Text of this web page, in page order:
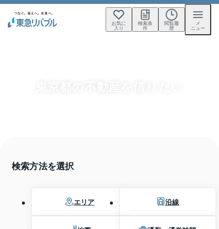
お気に
入り
検索条
件
閲覧履
歴
メ
ニュー
東京都の不動産を借りたい
検索方法を選択
エリア 沿線